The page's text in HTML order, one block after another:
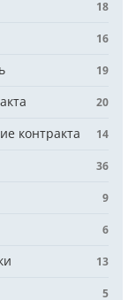
18
16
19
20
контракта 14
36
9
6
13
5